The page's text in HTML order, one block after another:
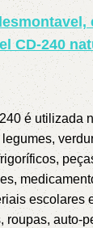
CD-240
é utilizada
escolares
roupas, auto-